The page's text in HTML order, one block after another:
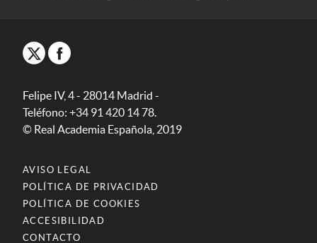
Felipe IV, 4 - 28014 Madrid -
Teléfono: +34 91 420 14 78.
© Real Academia Española, 2019
AVISO LEGAL
POLÍTICA DE PRIVACIDAD
POLÍTICA DE COOKIES
ACCESIBILIDAD
CONTACTO